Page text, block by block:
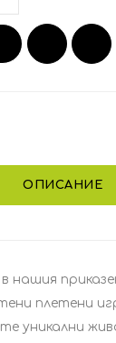
ОПИСАНИЕ
нашия
плетени
уникални